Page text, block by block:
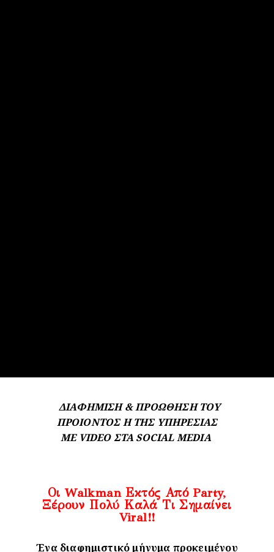
ΔΙΑΦΗΜΙΣΗ & ΠΡΟΩΘΗΣΗ ΤΟΥ
ΠΡΟΙΟΝΤΟΣ Η ΤΗΣ ΥΠΗΡΕΣΙΑΣ
ΜΕ VIDEO ΣΤΑ SOCIAL MEDIA
Οι Walkman Εκτός Από Party,
Ξέρουν Πολύ Καλά Τι Σημαίνει
Viral!!
Ένα διαφημιστικό μήνυμα προκειμένου